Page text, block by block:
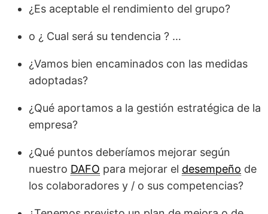
¿Es aceptable el rendimiento del grupo?
o ¿ Cual será su tendencia ? …
¿Vamos bien encaminados con las medidas
adoptadas?
¿Qué aportamos a la gestión estratégica de la
empresa?
¿Qué puntos deberíamos mejorar según
nuestro DAFO para mejorar el desempeño de
los colaboradores y / o sus competencias?